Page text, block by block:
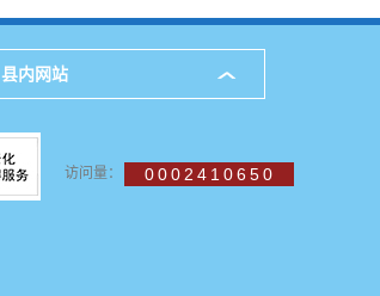
县内网站
访问量： 0002410650